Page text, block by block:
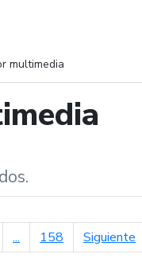
multimedia
de búsqueda
... 158 Siguiente